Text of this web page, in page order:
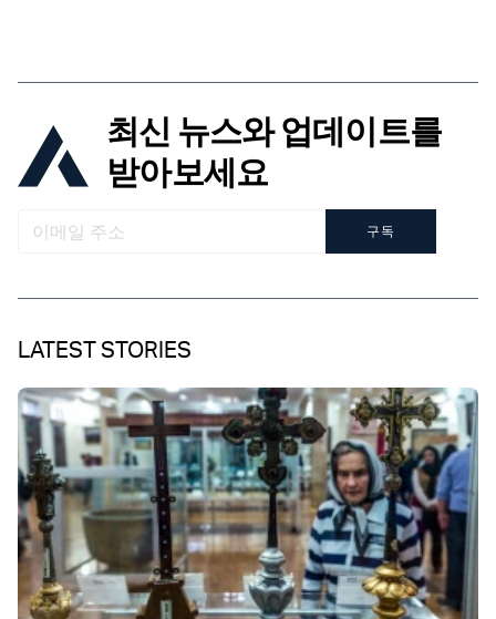
최신 뉴스와 업데이트를
받아보세요
구독
LATEST STORIES